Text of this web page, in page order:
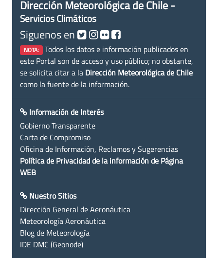
Dirección Meteorológica de Chile -
Servicios Climáticos
Siguenos en
NOTA: Todos los datos e información publicados en
este Portal son de acceso y uso público; no obstante,
se solicita citar a la Dirección Meteorológica de Chile
como la fuente de la información.
Información de Interés
Gobierno Transparente
Carta de Compromiso
Oficina de Información, Reclamos y Sugerencias
Política de Privacidad de la información de Página
WEB
Nuestro Sitios
Dirección General de Aeronáutica
Meteorología Aeronáutica
Blog de Meteorología
IDE DMC (Geonode)